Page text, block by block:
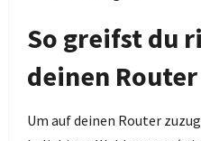
So greifst du
deinen
Um auf deinen Router